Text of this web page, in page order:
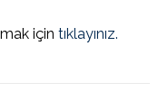
için tıklayınız.